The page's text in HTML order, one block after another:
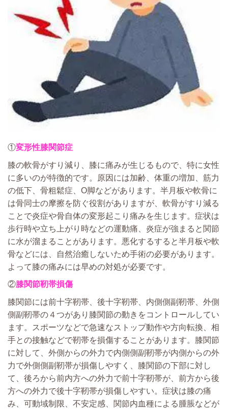
①変形性膝関節症
膝の軟骨がすり減り、膝に痛みが生じるもので、特に女性
に多いのが特徴的です。原因には加齢、体重の増加、筋力
の低下、骨粗鬆症、O脚などがあります。半月板や軟骨に
は骨同士の摩擦を防ぐ役割がありますが、軟骨がすり減る
ことで炎症や骨自体の変形起こり痛みを生じます。症状は
歩行時や立ち上がり時などの運動痛、炎症が強まると関節
に水が溜まることがあります。悪化するすると半月板や軟
骨などには、自然治癒しないため手術の必要があります。
よって膝の痛みには早めの対処が必要です。
②膝関節靭帯損傷
膝関節には前十字靭帯、後十字靭帯、内側側副靭帯、外側
側副靭帯の４つがあり膝関節の動きをコントロールしてい
ます。スポーツなどで急速なストップ動作や方向転換、相
手との接触などで靭帯を損傷することがあります。膝関節
に対して、外側からの外力で内側側副靭帯が内側からの外
力で外側側副靭帯が損傷しやすく、膝関節の下部に対し
て、後ろから前内方への外力で前十字靭帯が、前方から後
方への外力で後十字靭帯が損傷しやすい。症状は膝の痛
み、可動域制限、不安定感、関節内血種による腫脹などが